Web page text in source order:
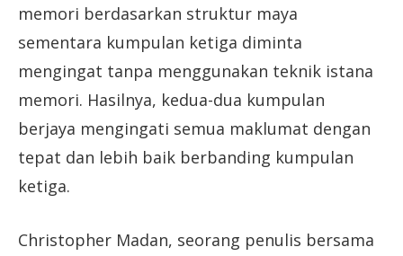
memori berdasarkan struktur maya
sementara kumpulan ketiga diminta
mengingat tanpa menggunakan teknik istana
memori. Hasilnya, kedua-dua kumpulan
berjaya mengingati semua maklumat dengan
tepat dan lebih baik berbanding kumpulan
ketiga.
Christopher Madan, seorang penulis bersama